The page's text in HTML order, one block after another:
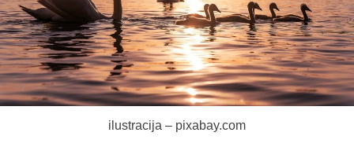
ilustracija – pixabay.com